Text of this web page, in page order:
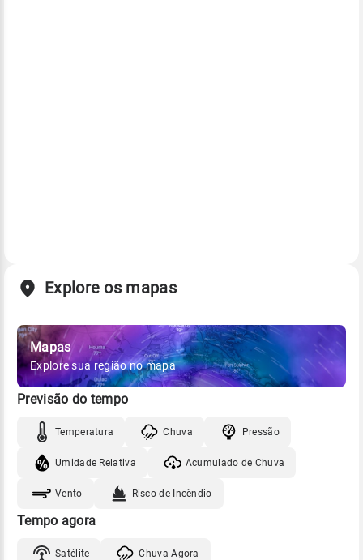
Explore os mapas
Mapas
Explore sua região no mapa
Previsão do tempo
Temperatura Chuva Pressão
Umidade Relativa Acumulado de Chuva
Vento Risco de Incêndio
Tempo agora
Satélite Chuva Agora